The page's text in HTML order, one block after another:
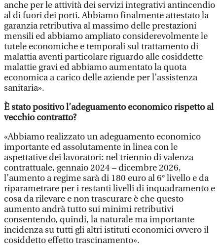
anche per le attività dei servizi integrativi antincendio
al di fuori dei porti. Abbiamo finalmente attestato la
garanzia retributiva al massimo delle prestazioni
mensili ed abbiamo ampliato considerevolmente le
tutele economiche e temporali sul trattamento di
malattia aventi particolare riguardo alle cosiddette
malattie gravi ed abbiamo aumentato la quota
economica a carico delle aziende per l’assistenza
sanitaria».
È stato positivo l’adeguamento economico rispetto al
vecchio contratto?
«Abbiamo realizzato un adeguamento economico
importante ed assolutamente in linea con le
aspettative dei lavoratori: nel triennio di valenza
contrattuale, gennaio 2024 – dicembre 2026,
l’aumento a regime sarà di 180 euro al 6° livello e da
riparametrare per i restanti livelli di inquadramento e
cosa da rilevare e non trascurare è che questo
aumento andrà tutto sui minimi retributivi
consentendo, quindi, la naturale ma importante
incidenza su tutti gli altri istituti economici ovvero il
cosiddetto effetto trascinamento».